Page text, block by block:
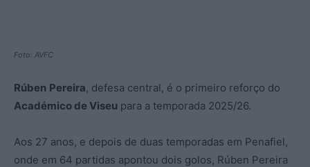
Foto: AVFC
Rúben Pereira, defesa central, é o primeiro reforço do
Académico de Viseu para a temporada 2025/26.
Aos 27 anos, e depois de duas temporadas em Penafiel,
onde em 64 partidas apontou dois golos, Rúben Pereira